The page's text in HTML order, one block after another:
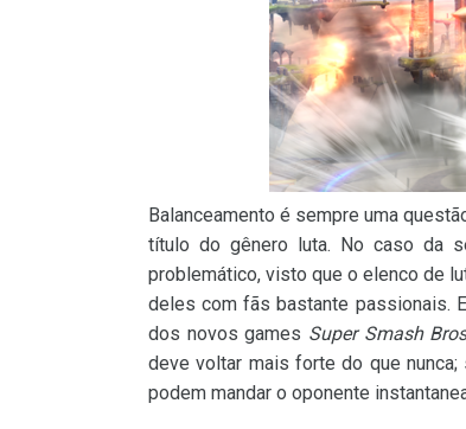
Balanceamento é sempre uma
título do gênero luta. No caso da
problemático, visto que o elenco de
deles com fãs bastante passionais.
dos novos games Super Smash
deve voltar mais forte do que nunca;
podem mandar o oponente